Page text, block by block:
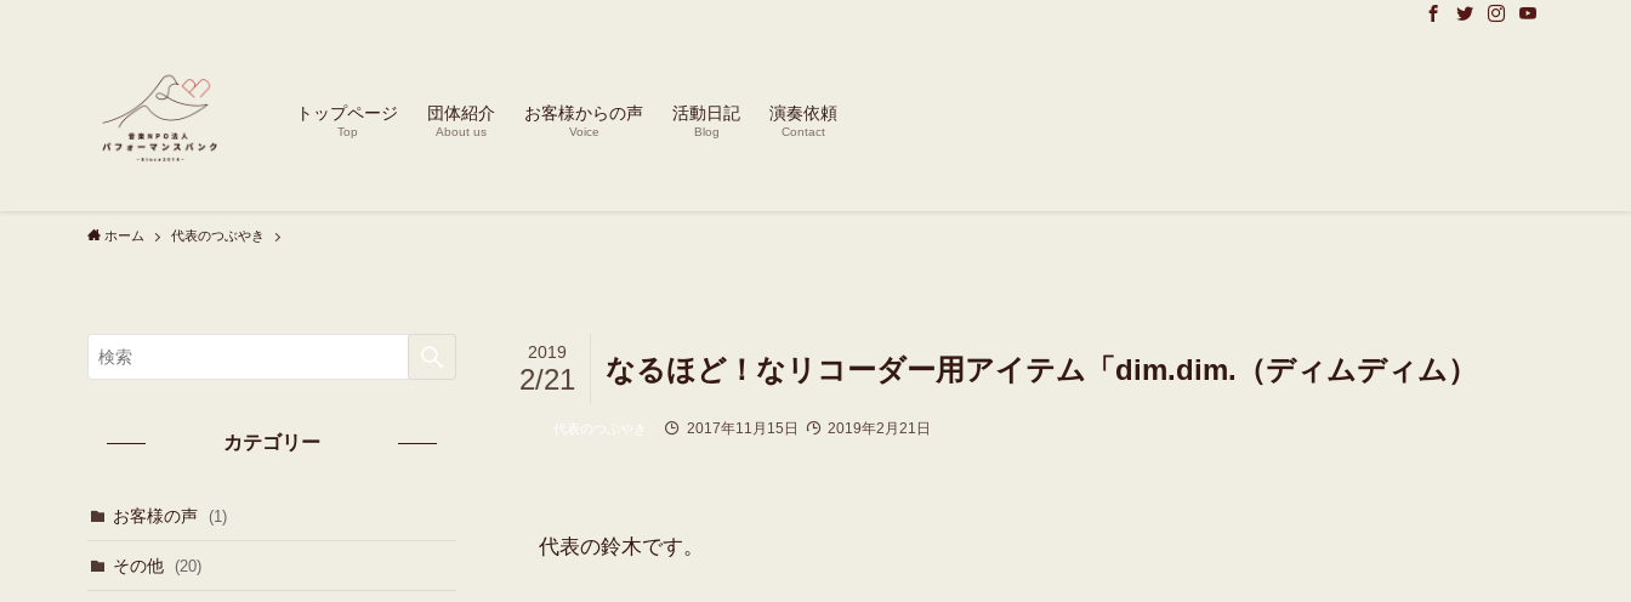
トップページ
Top
団体紹介
About us
お客様からの声
Voice
活動日記
Blog
演奏依頼
Contact
ホーム 代表のつぶやき
なるほど！なリコーダー用アイテム「dim.dim.（ディムディム）
2019
2/21
代表のつぶやき 2017年11月15日 2019年2月21日
代表の鈴木です。
カテゴリー
お客様の声 (1)
その他 (20)